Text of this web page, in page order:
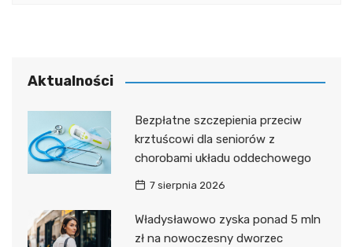
Aktualności
Bezpłatne szczepienia przeciw
krztuścowi dla seniorów z
chorobami układu oddechowego
7 sierpnia 2026
Władysławowo zyska ponad 5 mln
zł na nowoczesny dworzec